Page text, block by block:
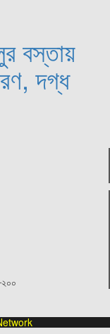
বস্তায়
দগ্ধ